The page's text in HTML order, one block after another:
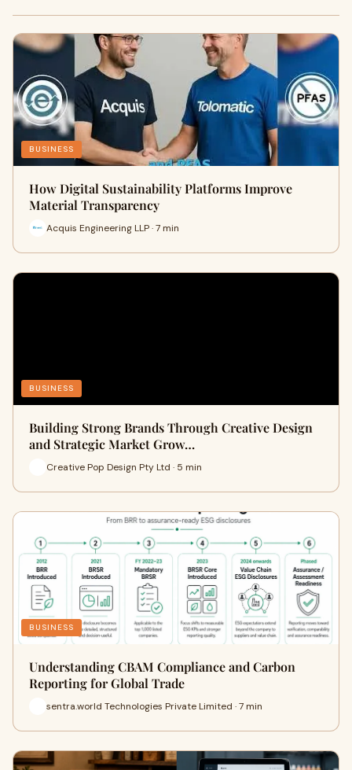
BUSINESS
How Digital Sustainability Platforms Improve
Material Transparency
Acquis Engineering LLP · 7 min
BUSINESS
Building Strong Brands Through Creative Design
and Strategic Market Grow…
Creative Pop Design Pty Ltd · 5 min
BUSINESS
Understanding CBAM Compliance and Carbon
Reporting for Global Trade
sentra.world Technologies Private Limited · 7 min